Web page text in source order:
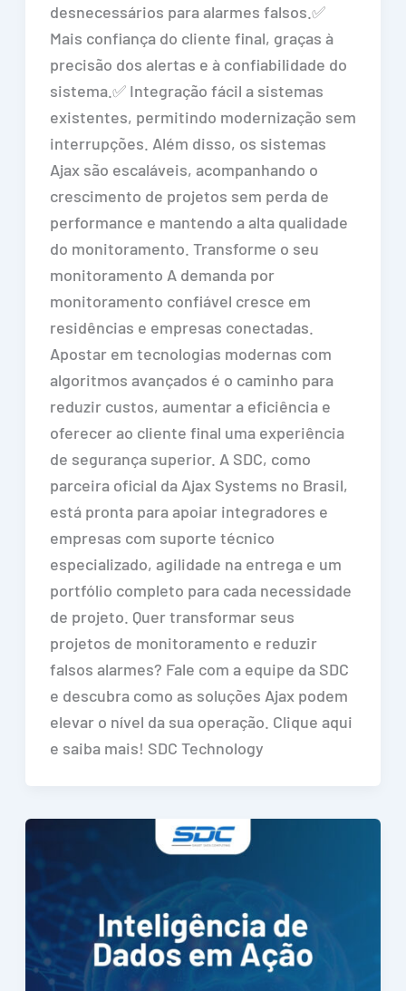
desnecessários para alarmes falsos.✅
Mais confiança do cliente final, graças à
precisão dos alertas e à confiabilidade do
sistema.✅ Integração fácil a sistemas
existentes, permitindo modernização sem
interrupções. Além disso, os sistemas
Ajax são escaláveis, acompanhando o
crescimento de projetos sem perda de
performance e mantendo a alta qualidade
do monitoramento. Transforme o seu
monitoramento A demanda por
monitoramento confiável cresce em
residências e empresas conectadas.
Apostar em tecnologias modernas com
algoritmos avançados é o caminho para
reduzir custos, aumentar a eficiência e
oferecer ao cliente final uma experiência
de segurança superior. A SDC, como
parceira oficial da Ajax Systems no Brasil,
está pronta para apoiar integradores e
empresas com suporte técnico
especializado, agilidade na entrega e um
portfólio completo para cada necessidade
de projeto. Quer transformar seus
projetos de monitoramento e reduzir
falsos alarmes? Fale com a equipe da SDC
e descubra como as soluções Ajax podem
elevar o nível da sua operação. Clique aqui
e saiba mais! SDC Technology